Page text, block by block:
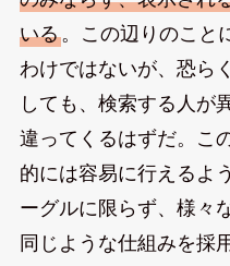
いる。この辺りのこと
わけではないが、恐ら
しても、検索する人が
違ってくるはずだ。こ
的には容易に行えるよ
ーグルに限らず、様々
同じような仕組みを採